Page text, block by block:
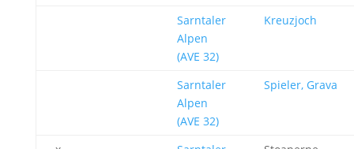
Sarntaler
Alpen
(AVE 32)
Kreuzjoch
Sarntaler
Alpen
(AVE 32)
Spieler, Grava